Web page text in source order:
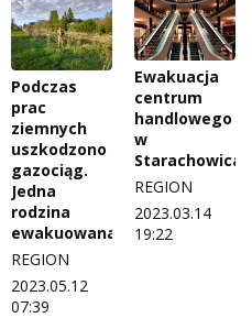
Podczas
prac
ziemnych
uszkodzono
gazociąg.
Jedna
rodzina
ewakuowana
REGION
2023.05.12
07:39
Ewakuacja
centrum
handlowego
w
REGION
2023.03.14
19:22